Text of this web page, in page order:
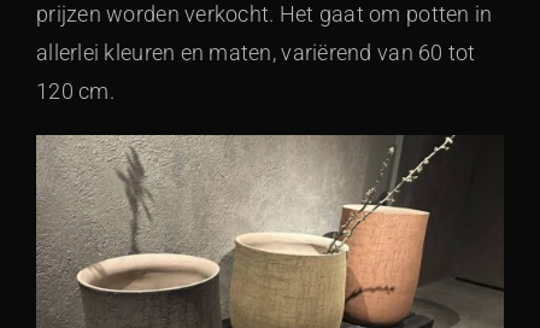
prijzen worden verkocht. Het gaat om potten in
allerlei kleuren en maten, variërend van 60 tot
120 cm.